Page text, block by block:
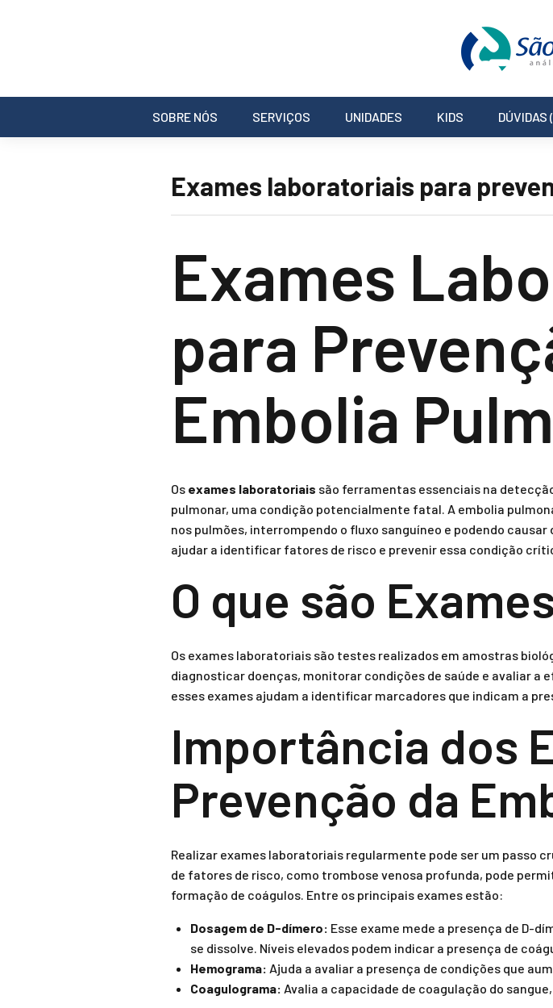
SOBRE NÓS SERVIÇOS UNIDADES KIDS DÚVIDAS
Exames laboratoriais para
Exames
para
Embolia
Os exames laboratoriais são ferramentas essenciais na
pulmonar, uma condição potencialmente fatal. A embolia
nos pulmões, interrompendo o fluxo sanguíneo e podendo
ajudar a identificar fatores de risco e prevenir essa condição
O que são
Os exames laboratoriais são testes realizados em amostras
diagnosticar doenças, monitorar condições de saúde e avaliar
esses exames ajudam a identificar marcadores que indicam a
Importância dos
Prevenção da
Realizar exames laboratoriais regularmente pode ser um passo
de fatores de risco, como trombose venosa profunda, pode
formação de coágulos. Entre os principais exames estão:
Dosagem de D-dímero: Esse exame mede a presença de D-
se dissolve. Níveis elevados podem indicar a presença de
Hemograma: Ajuda a avaliar a presença de condições que
Coagulograma: Avalia a capacidade de coagulação do